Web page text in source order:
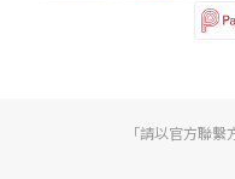
「請以官方聯繫